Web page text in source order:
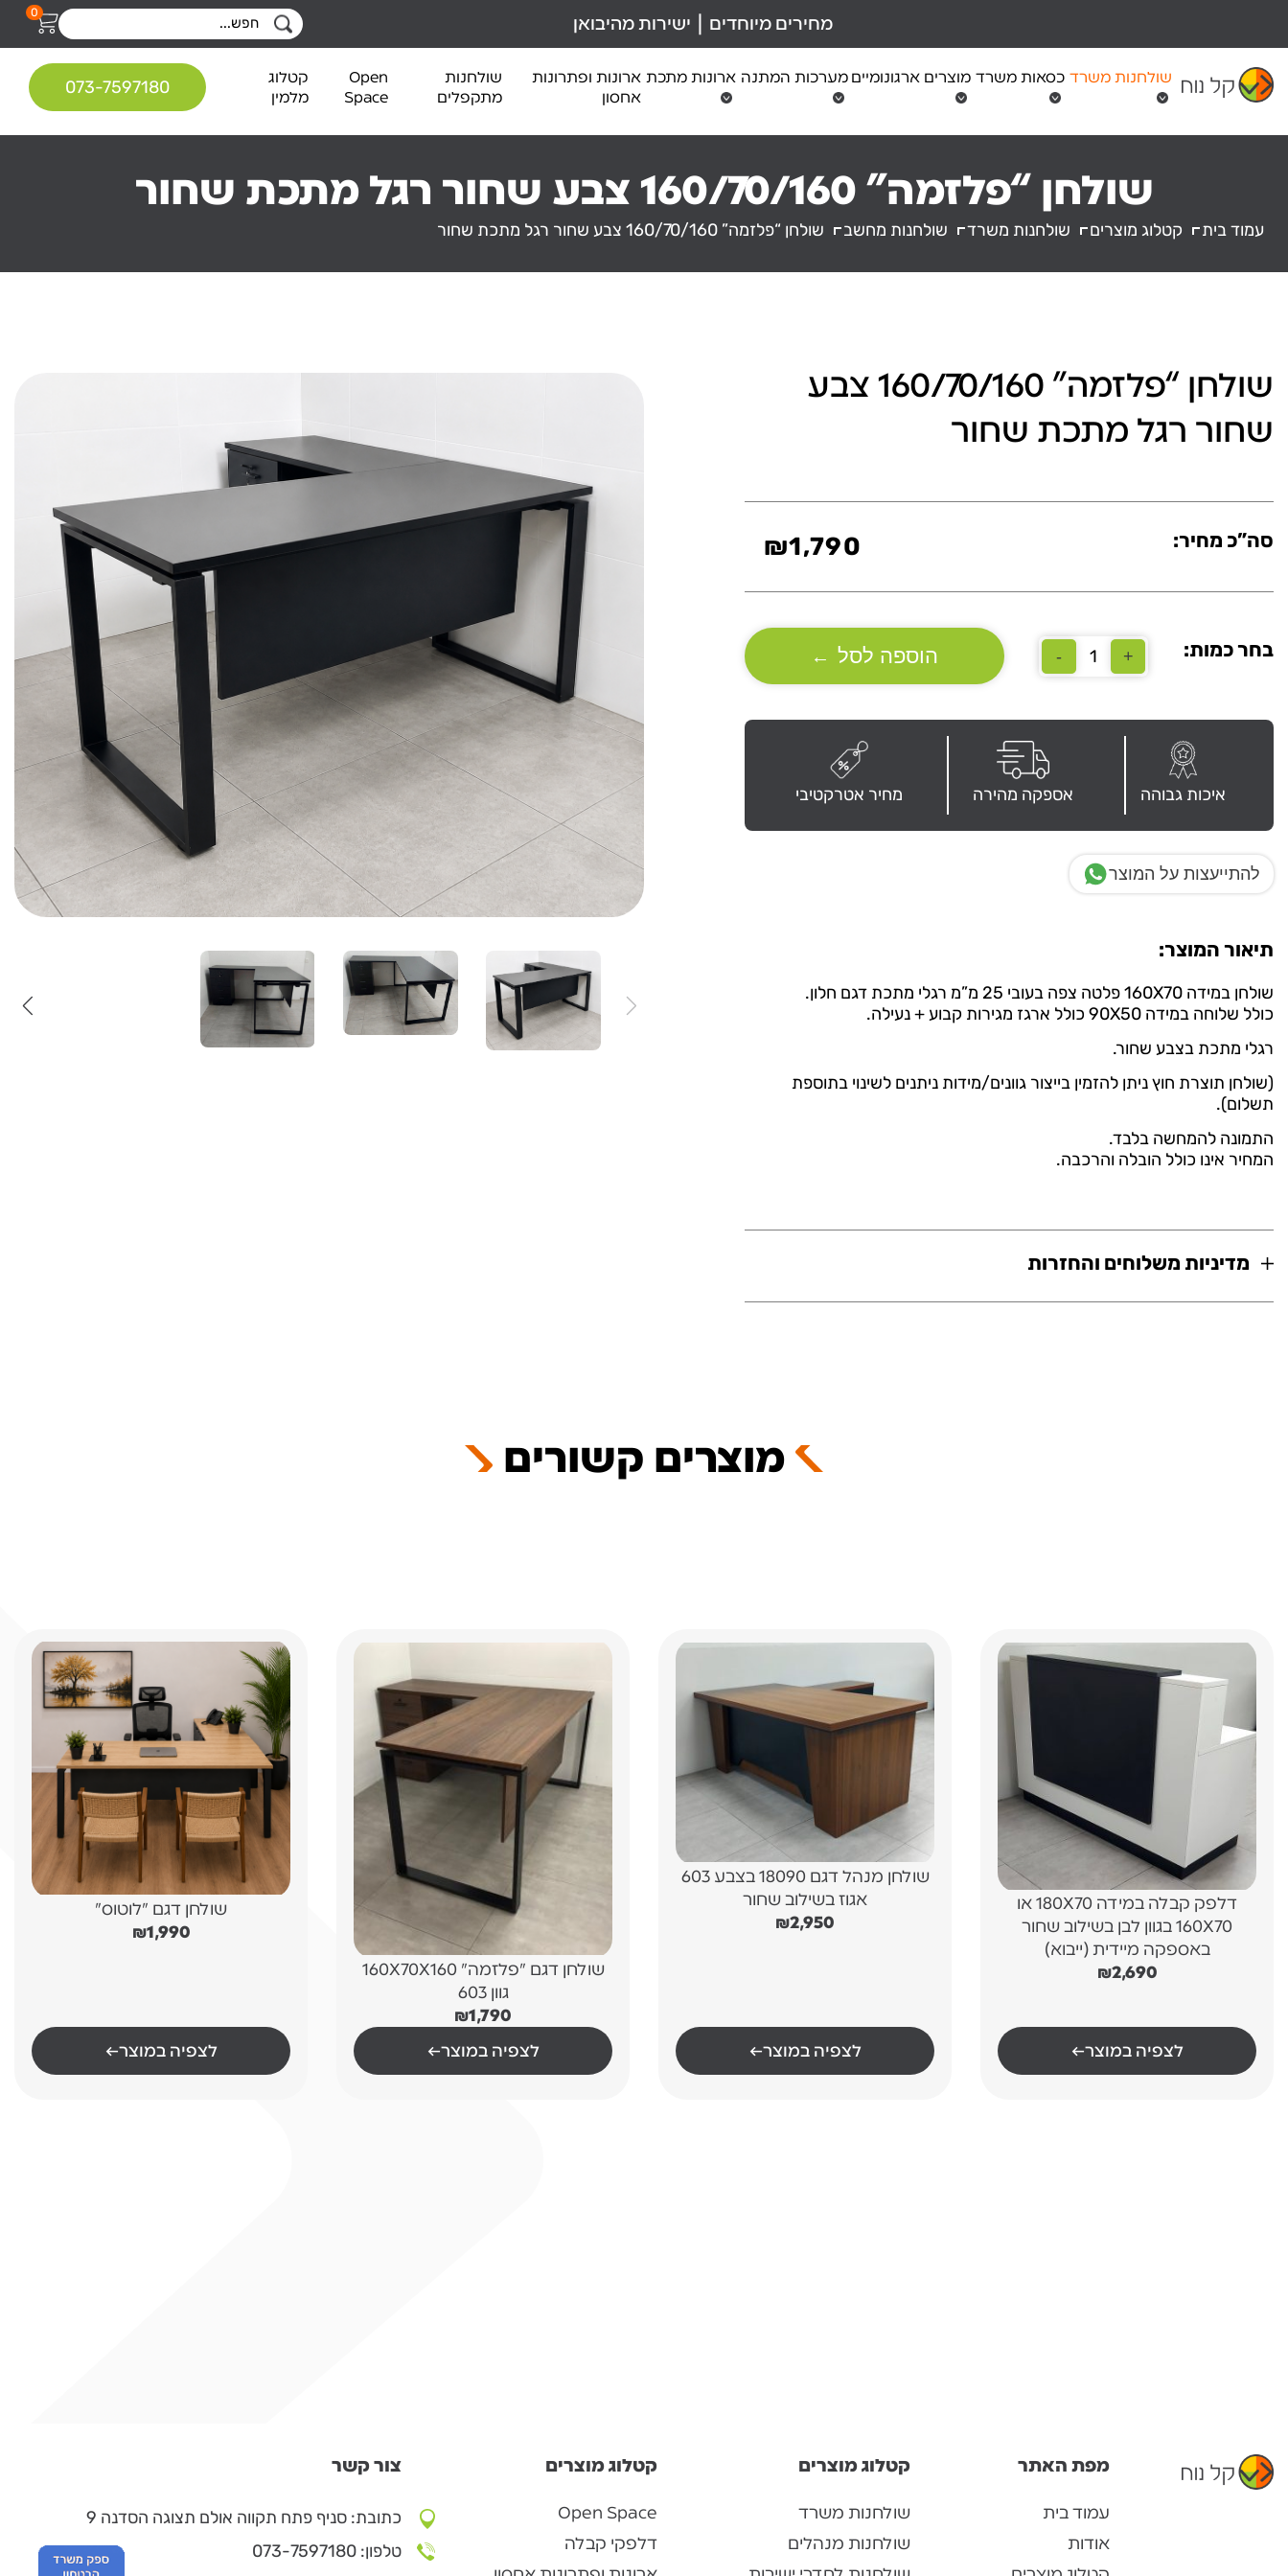
content
מחירים מיוחדים | ישירות מהיבואן 0
שולחנות משרד כסאות משרד מוצרים ארגונומיים מערכות המתנה ארונות מתכת ארונות ופתרונות
אחסון
שולחנות
מתקפלים
Open
Space
קטלוג
מלמין
073-7597180
שולחן “פלזמה” 160/70/160 צבע שחור רגל מתכת שחור
עמוד בית קטלוג מוצרים שולחנות משרד שולחנות מחשב שולחן “פלזמה” 160/70/160 צבע שחור רגל מתכת שחור
שולחן “פלזמה” 160/70/160 צבע
שחור רגל מתכת שחור
סה”כ מחיר: ₪1,790
בחר כמות: +
כמות
שחור
רגל
מתכת
שחור
- הוספה לסל ←
איכות גבוהה אספקה מהירה מחיר אטרקטיבי
להתייעצות על המוצר
תיאור המוצר:
שולחן במידה 160X70 פלטה צפה בעובי 25 מ”מ רגלי מתכת דגם חלון.
כולל שלוחה במידה 90X50 כולל ארגז מגירות קבוע + נעילה.
רגלי מתכת בצבע שחור.
(שולחן תוצרת חוץ ניתן להזמין בייצור גוונים/מידות ניתנים לשינוי בתוספת
תשלום).
התמונה להמחשה בלבד.
המחיר אינו כולל הובלה והרכבה.
מדיניות משלוחים והחזרות
מוצרים קשורים
דלפק קבלה במידה 180X70 או
160X70 בגוון לבן בשילוב שחור
באספקה מיידית (ייבוא)
₪2,690
←לצפיה במוצר
שולחן מנהל דגם 18090 בצבע 603
אגוז בשילוב שחור
₪2,950
←לצפיה במוצר
שולחן דגם "פלזמה" 160X70X160
גוון 603
₪1,790
←לצפיה במוצר
שולחן דגם "לוטוס"
₪1,990
←לצפיה במוצר
מפת האתר
עמוד בית
אודות
קטלוג מוצרים
שולחנות משרד
שולחנות מנהלים
קטלוג מוצרים
Open Space
דלפקי קבלה
צור קשר
כתובת: סניף פתח תקווה אולם תצוגה הסדנה 9
טלפון: 073-7597180